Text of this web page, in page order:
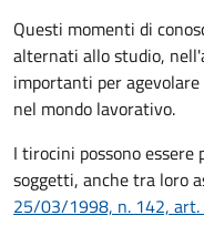
Questi momenti di
alternati allo studio,
importanti per
nel mondo lavorativo.
I tirocini possono essere
soggetti, anche tra loro
25/03/1998, n. 142, art.